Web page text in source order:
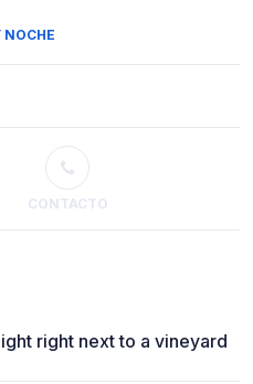
CONTACTO
right next to a vineyard